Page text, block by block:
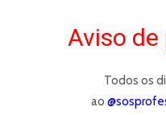
Aviso
Todos os
ao